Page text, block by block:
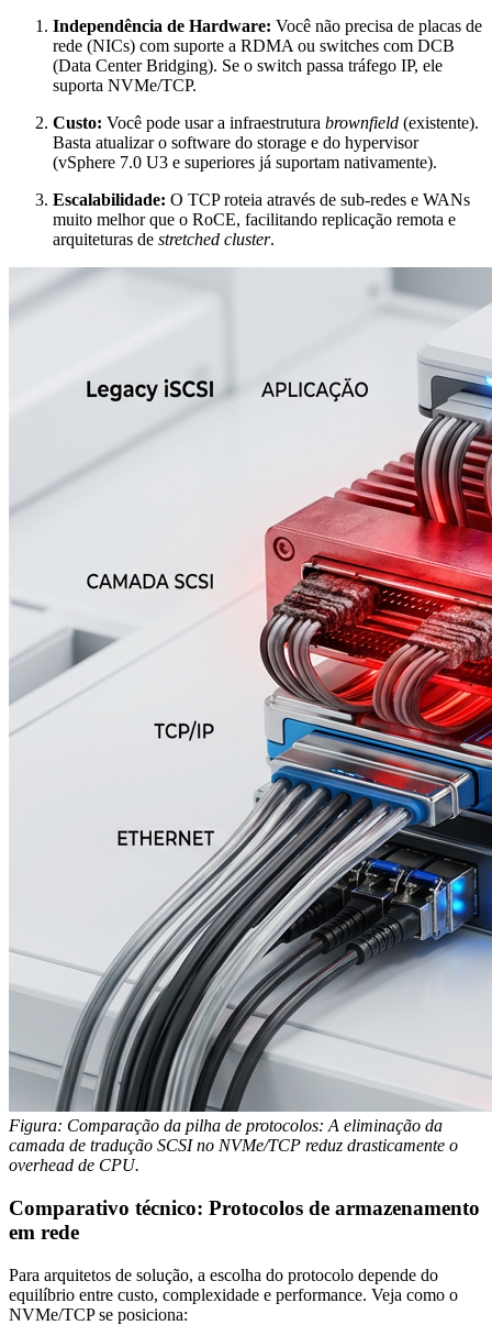
Independência de Hardware: Você não precisa de placas de
rede (NICs) com suporte a RDMA ou switches com DCB
(Data Center Bridging). Se o switch passa tráfego IP, ele
suporta NVMe/TCP.
Custo: Você pode usar a infraestrutura brownfield (existente).
Basta atualizar o software do storage e do hypervisor
(vSphere 7.0 U3 e superiores já suportam nativamente).
Escalabilidade: O TCP roteia através de sub-redes e WANs
muito melhor que o RoCE, facilitando replicação remota e
arquiteturas de stretched cluster.
Figura: Comparação da pilha de protocolos: A eliminação da
camada de tradução SCSI no NVMe/TCP reduz drasticamente o
overhead de CPU.
Comparativo técnico: Protocolos de armazenamento
em rede
Para arquitetos de solução, a escolha do protocolo depende do
equilíbrio entre custo, complexidade e performance. Veja como o
NVMe/TCP se posiciona: